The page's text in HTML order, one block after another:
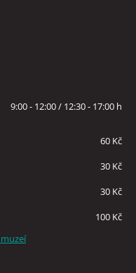
9:00 - 12:00 / 12:30 - 17:00 h
60 Kč
30 Kč
30 Kč
100 Kč